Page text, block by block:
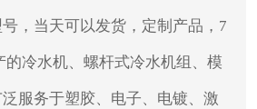
，当天可以发货，定制产品，7
的冷水机、螺杆式冷水机组、模
服务于塑胶、电子、电镀、激